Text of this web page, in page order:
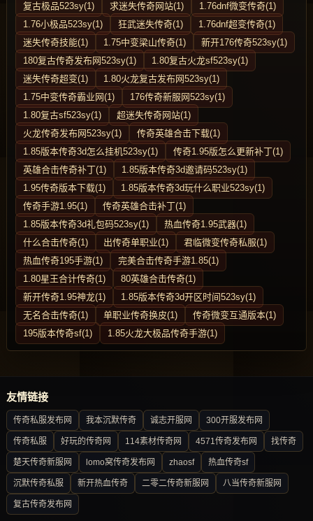
复古极品523sy(1)
求迷失传奇网站(1)
1.76dnf微变传奇(1)
1.76小极品523sy(1)
狂武迷失传奇(1)
1.76dnf超变传奇(1)
迷失传奇技能(1)
1.75中变梁山传奇(1)
新开176传奇523sy(1)
180复古传奇发布网523sy(1)
1.80复古火龙sf523sy(1)
迷失传奇超变(1)
1.80火龙复古发布网523sy(1)
1.75中变传奇霸业网(1)
176传奇新服网523sy(1)
1.80复古sf523sy(1)
超迷失传奇网站(1)
火龙传奇发布网523sy(1)
传奇英雄合击下载(1)
1.85版本传奇3d怎么挂机523sy(1)
传奇1.95版怎么更新补丁(1)
英雄合击传奇补丁(1)
1.85版本传奇3d邀请码523sy(1)
1.95传奇版本下载(1)
1.85版本传奇3d玩什么职业523sy(1)
传奇手游1.95(1)
传奇英雄合击补丁(1)
1.85版本传奇3d礼包码523sy(1)
热血传奇1.95武器(1)
什么合击传奇(1)
出传奇单职业(1)
君临微变传奇私服(1)
热血传奇195手游(1)
完美合击传奇手游1.85(1)
1.80星王合计传奇(1)
80英雄合击传奇(1)
新开传奇1.95神龙(1)
1.85版本传奇3d开区时间523sy(1)
无名合击传奇(1)
单职业传奇换皮(1)
传奇微变互通版本(1)
195版本传奇sf(1)
1.85火龙大极品传奇手游(1)
友情链接
传奇私服发布网 我本沉默传奇 诚志开服网 300开服发布网
传奇私服 好玩的传奇网 114素材传奇网 4571传奇发布网 找传奇
楚天传奇新服网 lomo窝传奇发布网 zhaosf 热血传奇sf
沉默传奇私服 新开热血传奇 二零二传奇新服网 八当传奇新服网
复古传奇发布网